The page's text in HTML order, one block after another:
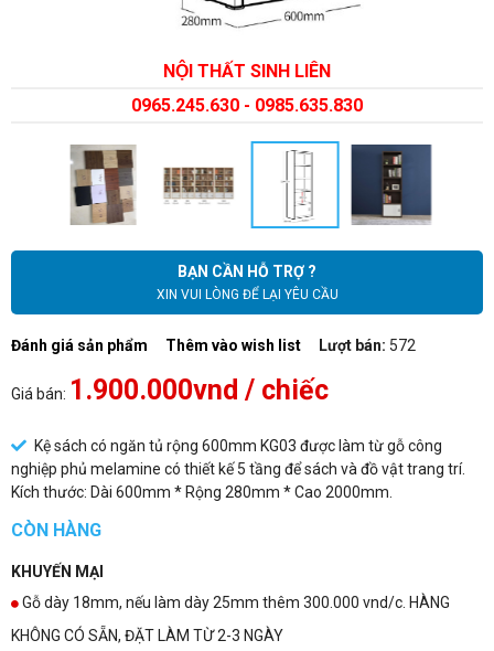
NỘI THẤT SINH LIÊN
0965.245.630 - 0985.635.830
BẠN CẦN HỖ TRỢ ?
XIN VUI LÒNG ĐỂ LẠI YÊU CẦU
Đánh giá sản phẩm Thêm vào wish list Lượt bán: 572
Giá bán: 1.900.000vnd / chiếc
Kệ sách có ngăn tủ rộng 600mm KG03 được làm từ gỗ công
nghiệp phủ melamine có thiết kế 5 tầng để sách và đồ vật trang trí.
Kích thước: Dài 600mm * Rộng 280mm * Cao 2000mm.
CÒN HÀNG
KHUYẾN MẠI
Gỗ dày 18mm, nếu làm dày 25mm thêm 300.000 vnd/c. HÀNG
KHÔNG CÓ SẴN, ĐẶT LÀM TỪ 2-3 NGÀY